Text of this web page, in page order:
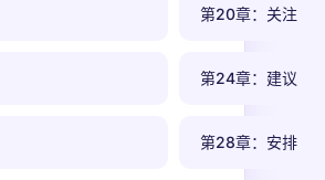
第20章：关注
第24章：建议
第28章：安排